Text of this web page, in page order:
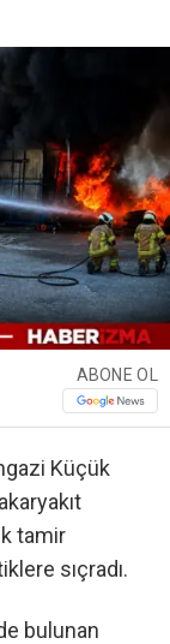
ABONE OL
Küçük
tamir
sıçradı.
bulunan